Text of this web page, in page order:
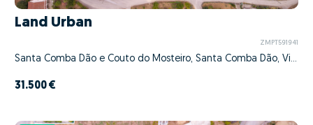
Land Urban
ZMPT591941
Santa Comba Dão e Couto do Mosteiro, Santa Comba Dão, Viseu
31.500 €